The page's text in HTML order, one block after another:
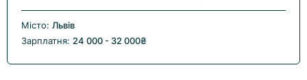
Місто: Львів
Зарплатня: 24 000 - 32 000₴